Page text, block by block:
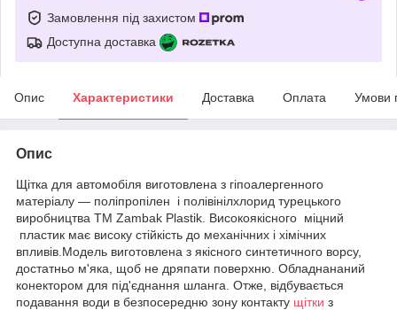
Замовлення під захистом
Доступна доставка
Опис Характеристики Доставка Оплата Умови
Опис
Щітка для автомобіля виготовлена з гіпоалергенного
матеріалу — поліпропілен і полівінілхлорид турецького
виробництва TM Zambak Plastik. Високоякісного міцний
пластик має високу стійкість до механічних і хімічних
впливів.Модель виготовлена з якісного синтетичного ворсу,
достатньо м'яка, щоб не дряпати поверхню. Обладнананий
конектором для під'єднання шланга. Отже, відбувається
подавання води в безпосередню зону контакту щітки з